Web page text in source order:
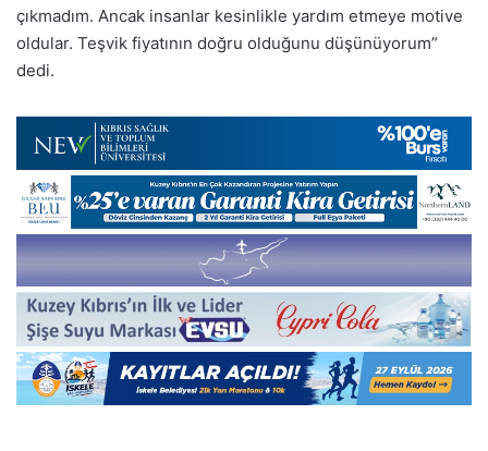
çıkmadım. Ancak insanlar kesinlikle yardım etmeye motive
oldular. Teşvik fiyatının doğru olduğunu düşünüyorum”
dedi.